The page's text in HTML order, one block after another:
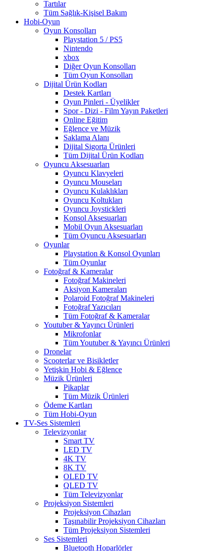
Tartılar
Tüm Sağlık-Kişisel Bakım
Hobi-Oyun
Oyun Konsolları
Playstation 5 / PS5
Nintendo
xbox
Diğer Oyun Konsolları
Tüm Oyun Konsolları
Dijital Ürün Kodları
Destek Kartları
Oyun Pinleri - Üyelikler
Spor - Dizi - Film Yayın Paketleri
Online Eğitim
Eğlence ve Müzik
Saklama Alanı
Dijital Sigorta Ürünleri
Tüm Dijital Ürün Kodları
Oyuncu Aksesuarları
Oyuncu Klavyeleri
Oyuncu Mouseları
Oyuncu Kulaklıkları
Oyuncu Koltukları
Oyuncu Joystickleri
Konsol Aksesuarları
Mobil Oyun Aksesuarları
Tüm Oyuncu Aksesuarları
Oyunlar
Playstation & Konsol Oyunları
Tüm Oyunlar
Fotoğraf & Kameralar
Fotoğraf Makineleri
Aksiyon Kameraları
Polaroid Fotoğraf Makineleri
Fotoğraf Yazıcıları
Tüm Fotoğraf & Kameralar
Youtuber & Yayıncı Ürünleri
Mikrofonlar
Tüm Youtuber & Yayıncı Ürünleri
Dronelar
Scooterlar ve Bisikletler
Yetişkin Hobi & Eğlence
Müzik Ürünleri
Pikaplar
Tüm Müzik Ürünleri
Ödeme Kartları
Tüm Hobi-Oyun
TV-Ses Sistemleri
Televizyonlar
Smart TV
LED TV
4K TV
8K TV
OLED TV
QLED TV
Tüm Televizyonlar
Projeksiyon Sistemleri
Projeksiyon Cihazları
Taşınabilir Projeksiyon Cihazları
Tüm Projeksiyon Sistemleri
Ses Sistemleri
Bluetooth Hoparlörler